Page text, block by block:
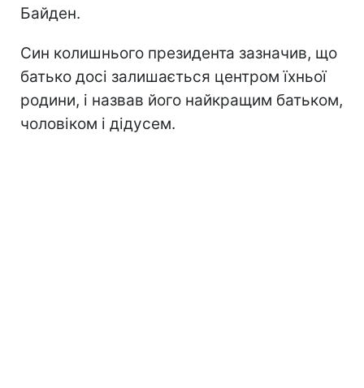
Байден.
Син колишнього президента зазначив, що
батько досі залишається центром їхньої
родини, і назвав його найкращим батьком,
чоловіком і дідусем.